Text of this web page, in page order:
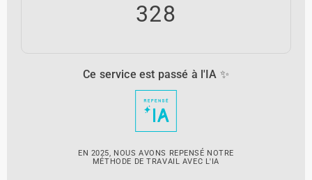
328
Ce service est passé à l'IA ✨
EN 2025, NOUS AVONS REPENSÉ NOTRE
MÉTHODE DE TRAVAIL AVEC L'IA